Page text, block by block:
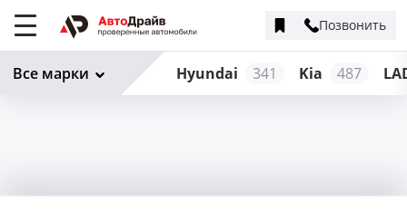
Позвонить
Hyundai 341 Kia 487
Все марки